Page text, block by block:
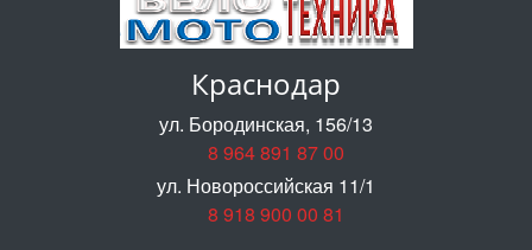
Краснодар
ул. Бородинская, 156/13
8 964 891 87 00
ул. Новороссийская 11/1
8 918 900 00 81